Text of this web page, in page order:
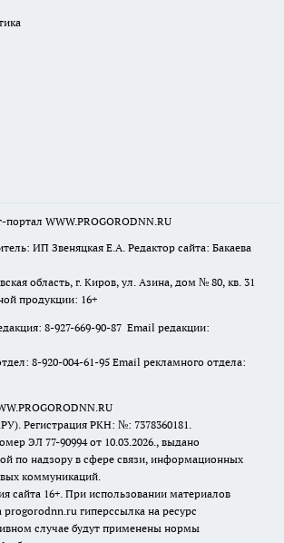
портал WWW.PROGORODNN.RU
ИП Звеняцкая Е.А. Редактор сайта: Бакаева
область, г. Киров, ул. Азина, дом № 80, кв. 31
продукции: 16+
8-927-669-90-87 Email редакции:
8-920-004-61-95 Email рекламного отдела:
Регистрация РКН: №: 7378360181.
ЭЛ 77-90994 от 10.03.2026., выдано
по надзору в сфере связи, информационных
коммуникаций.
сайта 16+. При использовании материалов
progorodnn.ru гиперссылка на ресурс
случае будут применены нормы